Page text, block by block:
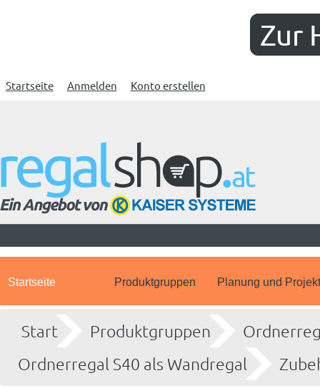
Zur
Startseite Anmelden Konto erstellen
Startseite Produktgruppen Planung und
Start Produktgruppen
Ordnerregal S40 als Wandregal